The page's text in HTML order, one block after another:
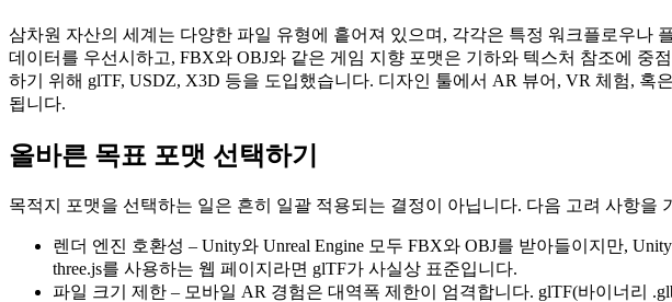
삼차원 자산의 세계는 다양한 파일 유형에 흩어져 있으며, 각각은 특정 워크플로우나
데이터를 우선시하고, FBX와 OBJ와 같은 게임 지향 포맷은 기하와 텍스처 참조에
하기 위해 glTF, USDZ, X3D 등을 도입했습니다. 디자인 툴에서 AR 뷰어, VR 체험, 혹
됩니다.
올바른 목표 포맷 선택하기
목적지 포맷을 선택하는 일은 흔히 일괄 적용되는 결정이 아닙니다. 다음 고려 사항을
렌더 엔진 호환성 – Unity와 Unreal Engine 모두 FBX와 OBJ를 받아들이지만,
three.js를 사용하는 웹 페이지라면 glTF가 사실상 표준입니다.
파일 크기 제한 – 모바일 AR 경험은 대역폭 제한이 엄격합니다. glTF(바이너리